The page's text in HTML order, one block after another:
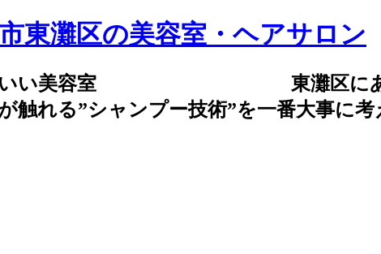
持ちいい美容室 東灘区にある創
触れる”シャンプー技術”を一番大事に